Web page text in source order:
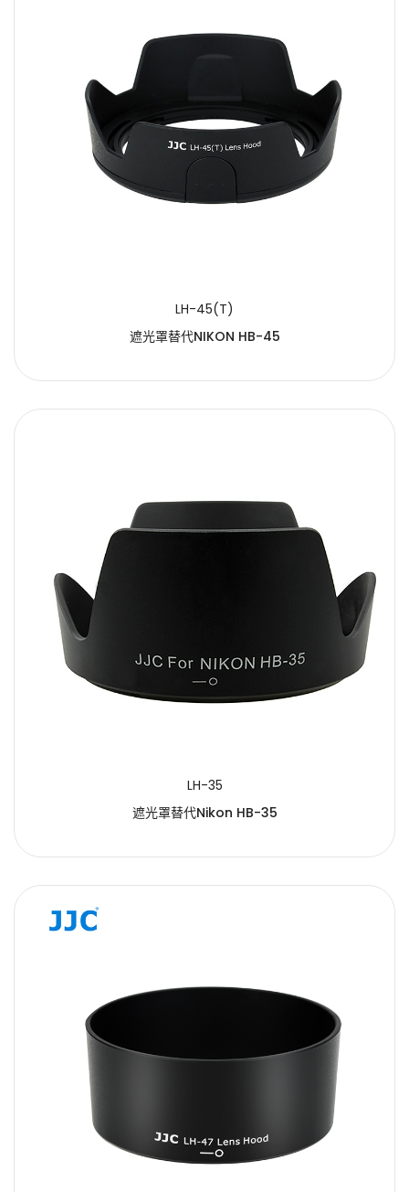
LH-45(T)
遮光罩替代NIKON HB-45
LH-35
遮光罩替代Nikon HB-35